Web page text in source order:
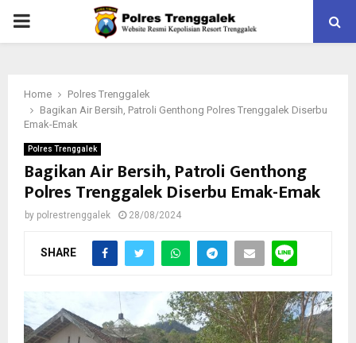
PRIMARY
Home
Polres Trenggalek
Bagikan Air Bersih, Patroli Genthong Polres Trenggalek Diserbu
Emak-Emak
Polres Trenggalek
Bagikan Air Bersih, Patroli Genthong
Polres Trenggalek Diserbu Emak-Emak
by polrestrenggalek 28/08/2024
SHARE